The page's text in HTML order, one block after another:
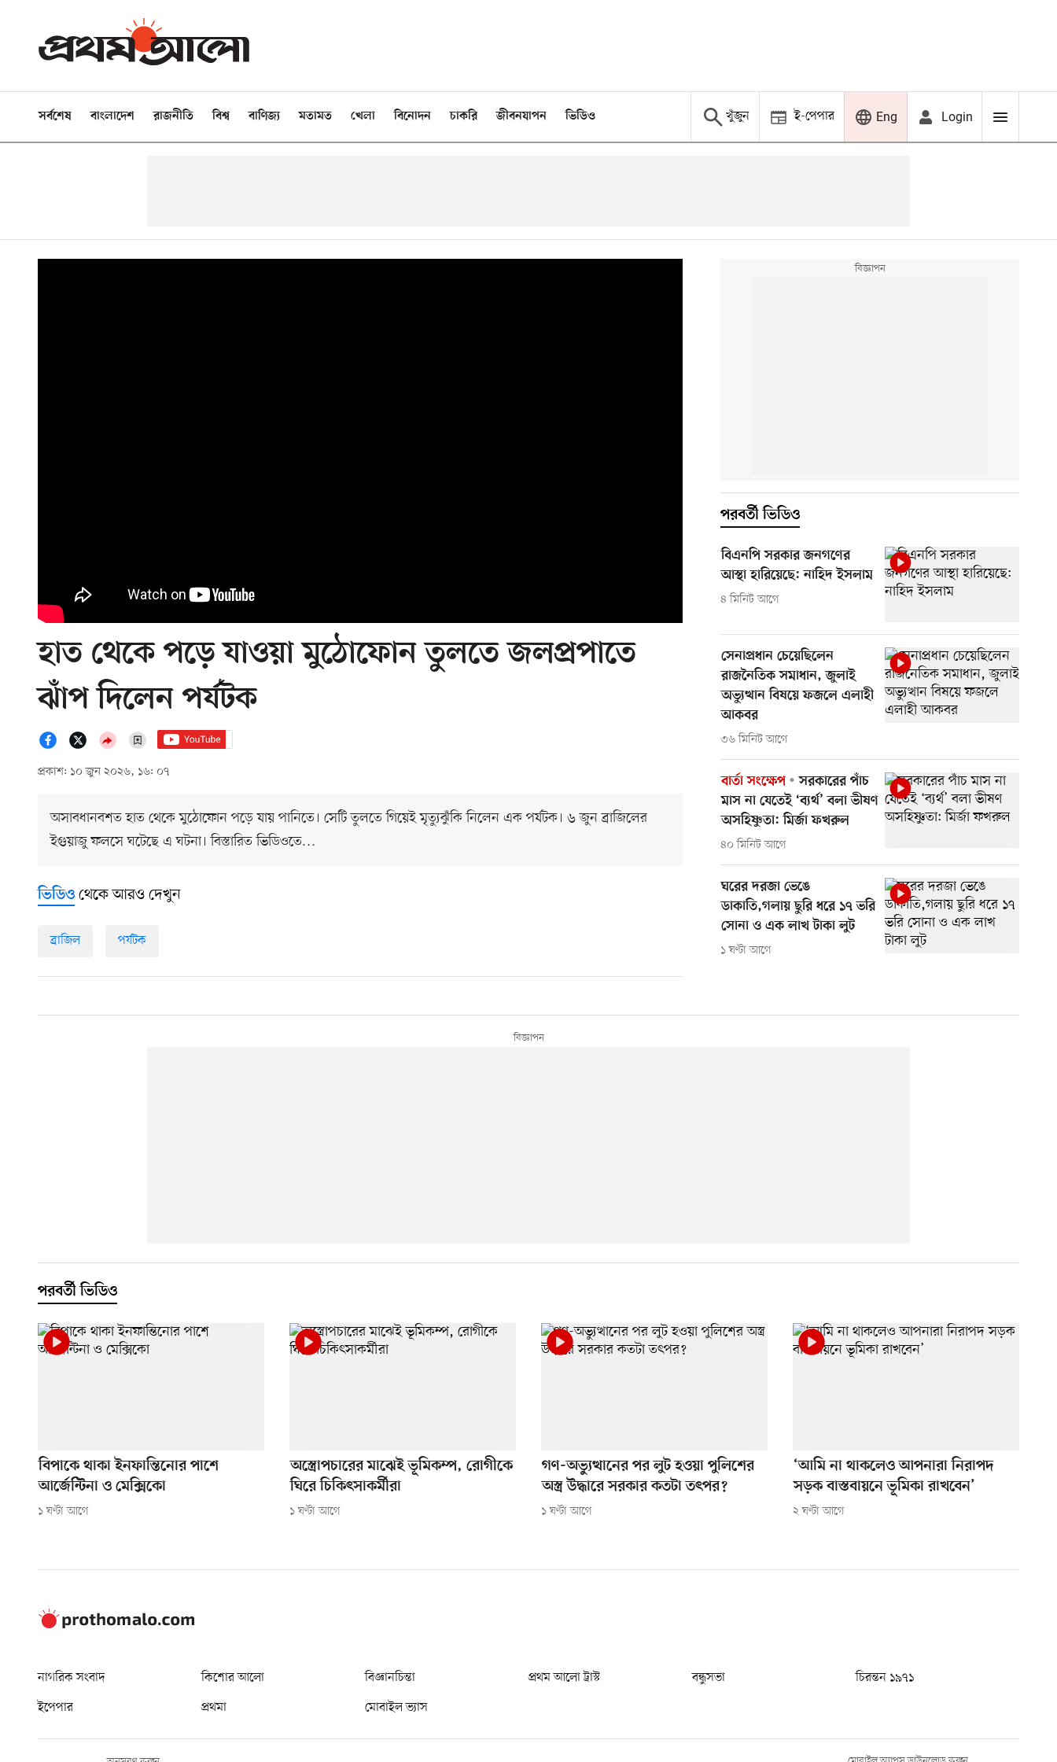
সর্বশেষ বাংলাদেশ রাজনীতি বিশ্ব বাণিজ্য মতামত খেলা বিনোদন চাকরি জীবনযাপন ভিডিও খুঁজুন ই-পেপার Eng Login
হাত থেকে পড়ে যাওয়া মুঠোফোন তুলতে জলপ্রপাতে
ঝাঁপ দিলেন পর্যটক
প্রকাশ: ১০ জুন ২০২৬, ১৬: ০৭
অসাবধানবশত হাত থেকে মুঠোফোন পড়ে যায় পানিতে। সেটি তুলতে গিয়েই মৃত্যুঝুঁকি নিলেন এক পর্যটক। ৬ জুন ব্রাজিলের
ইগুয়াজু ফলসে ঘটেছে এ ঘটনা। বিস্তারিত ভিডিওতে…
পরবর্তী ভিডিও
বিএনপি সরকার জনগণের
আস্থা হারিয়েছে: নাহিদ ইসলাম
৪ মিনিট আগে
সেনাপ্রধান চেয়েছিলেন
রাজনৈতিক সমাধান, জুলাই
অভ্যুত্থান বিষয়ে ফজলে এলাহী
আকবর
৩৬ মিনিট আগে
বার্তা সংক্ষেপ
সরকারের পাঁচ
মাস না যেতেই ‘ব্যর্থ’ বলা ভীষণ
অসহিষ্ণুতা: মির্জা ফখরুল
৪০ মিনিট আগে
ঘরের দরজা ভেঙে
ডাকাতি,গলায় ছুরি ধরে ১৭ ভরি
সোনা ও এক লাখ টাকা লুট
১ ঘণ্টা আগে
ভিডিও থেকে আরও দেখুন
ব্রাজিল পর্যটক
পরবর্তী ভিডিও
বিপাকে থাকা ইনফান্তিনোর পাশে
আর্জেন্টিনা ও মেক্সিকো
১ ঘণ্টা আগে
অস্ত্রোপচারের মাঝেই ভূমিকম্প, রোগীকে
ঘিরে চিকিৎসাকর্মীরা
১ ঘণ্টা আগে
গণ-অভ্যুত্থানের পর লুট হওয়া পুলিশের
অস্ত্র উদ্ধারে সরকার কতটা তৎপর?
১ ঘণ্টা আগে
‘আমি না থাকলেও আপনারা নিরাপদ
সড়ক বাস্তবায়নে ভূমিকা রাখবেন’
২ ঘণ্টা আগে
নাগরিক সংবাদ কিশোর আলো বিজ্ঞানচিন্তা প্রথম আলো ট্রাস্ট বন্ধুসভা
চিরন্তন ১৯৭১
ইপেপার
প্রথমা মোবাইল ভ্যাস